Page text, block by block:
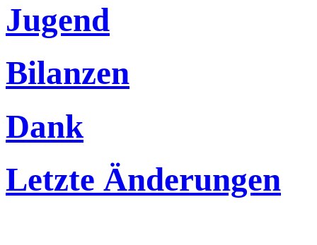
Jugend
Bilanzen
Dank
Letzte Änderungen